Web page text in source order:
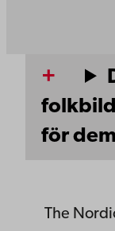
för
The